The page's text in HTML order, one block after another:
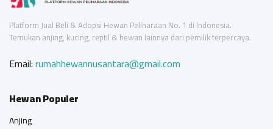
Platform Jual Beli & Adopsi Hewan Peliharaan No. 1 di Indonesia.
Temukan anjing, kucing, reptil & hewan lainnya dari pemilik terpercaya.
Email:rumahhewannusantara@gmail.com
Hewan Populer
Anjing